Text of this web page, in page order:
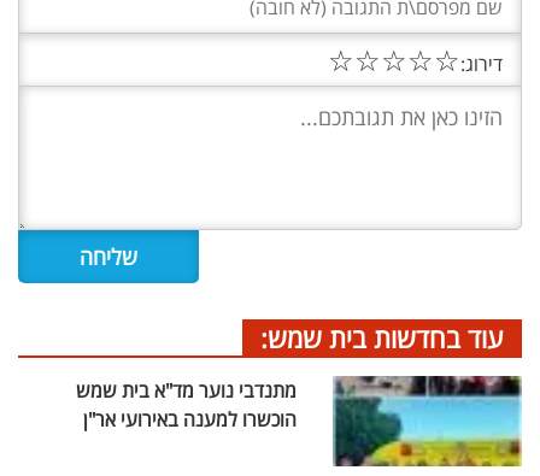
דירוג:☆
☆
☆
☆
☆
עוד בחדשות בית שמש:
מתנדבי נוער מד"א בית שמש
הוכשרו למענה באירועי אר"ן